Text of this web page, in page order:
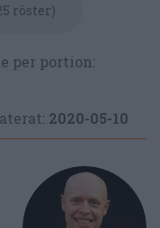
röster)
per portion:
2020-05-10